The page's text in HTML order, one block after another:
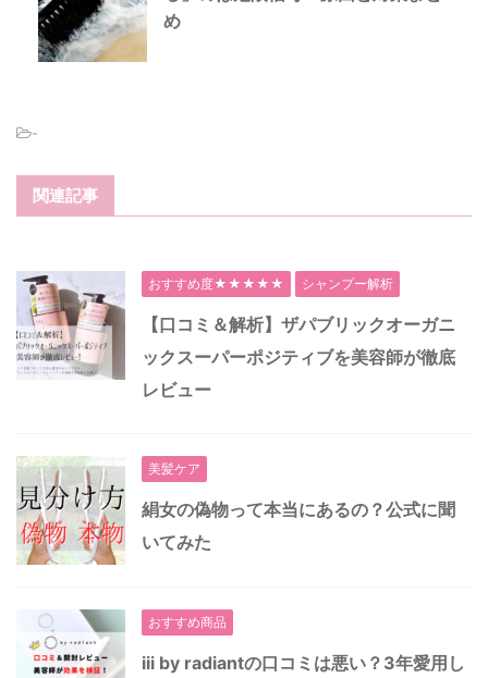
め
-
関連記事
おすすめ度★★★★★ シャンプー解析
【口コミ＆解析】ザパブリックオーガニ
ックスーパーポジティブを美容師が徹底
レビュー
美髪ケア
絹女の偽物って本当にあるの？公式に聞
いてみた
おすすめ商品
iii by radiantの口コミは悪い？3年愛用し